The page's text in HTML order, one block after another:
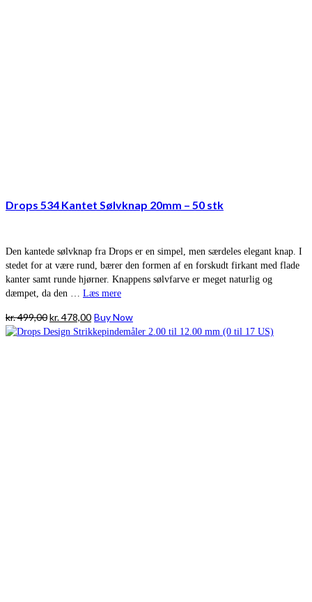
Drops 534 Kantet Sølvknap 20mm – 50 stk
Den kantede sølvknap fra Drops er en simpel, men særdeles elegant knap. I
stedet for at være rund, bærer den formen af en forskudt firkant med flade
kanter samt runde hjørner. Knappens sølvfarve er meget naturlig og
dæmpet, da den … Læs mere
kr.499,00Den
oprindelige
kr.478,00Den
aktuelle
Buy Now